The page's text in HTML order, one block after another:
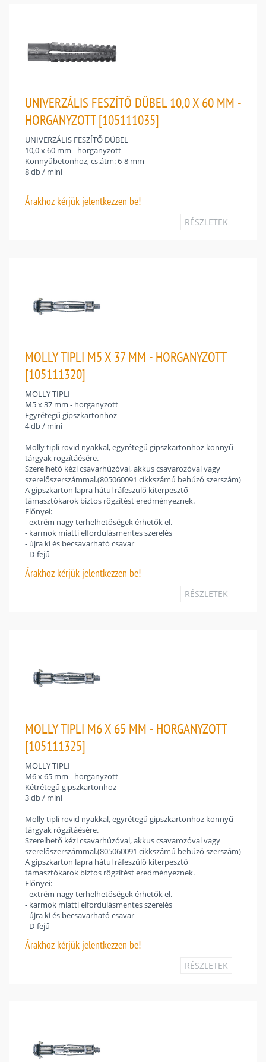
UNIVERZÁLIS FESZÍTŐ DÜBEL 10,0 X 60 MM -
HORGANYZOTT [105111035]
UNIVERZÁLIS FESZÍTŐ DÜBEL
10,0 x 60 mm - horganyzott
Könnyűbetonhoz, cs.átm: 6-8 mm
8 db / mini
Árakhoz kérjük jelentkezzen be!
RÉSZLETEK
MOLLY TIPLI M5 X 37 MM - HORGANYZOTT
[105111320]
MOLLY TIPLI
M5 x 37 mm - horganyzott
Egyrétegű gipszkartonhoz
4 db / mini
Molly tipli rövid nyakkal, egyrétegű gipszkartonhoz könnyű
tárgyak rögzítáésére.
Szerelhető kézi csavarhúzóval, akkus csavarozóval vagy
szerelőszerszámmal.(805060091 cikkszámú behúzó szerszám)
A gipszkarton lapra hátul ráfeszülő kiterpesztő
támasztókarok biztos rögzítést eredményeznek.
Előnyei:
- extrém nagy terhelhetőségek érhetők el.
- karmok miatti elfordulásmentes szerelés
- újra ki és becsavarható csavar
- D-fejű
Árakhoz kérjük jelentkezzen be!
RÉSZLETEK
MOLLY TIPLI M6 X 65 MM - HORGANYZOTT
[105111325]
MOLLY TIPLI
M6 x 65 mm - horganyzott
Kétrétegű gipszkartonhoz
3 db / mini
Molly tipli rövid nyakkal, egyrétegű gipszkartonhoz könnyű
tárgyak rögzítáésére.
Szerelhető kézi csavarhúzóval, akkus csavarozóval vagy
szerelőszerszámmal.(805060091 cikkszámú behúzó szerszám)
A gipszkarton lapra hátul ráfeszülő kiterpesztő
támasztókarok biztos rögzítést eredményeznek.
Előnyei:
- extrém nagy terhelhetőségek érhetők el.
- karmok miatti elfordulásmentes szerelés
- újra ki és becsavarható csavar
- D-fejű
Árakhoz kérjük jelentkezzen be!
RÉSZLETEK